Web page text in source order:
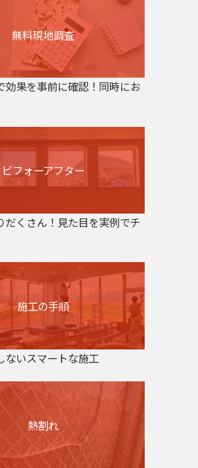
無料現地調査
効果を事前に確認！同時にお
ビフォーアフター
だくさん！見た目を実例でチ
施工の手順
ないスマートな施工
熱割れ